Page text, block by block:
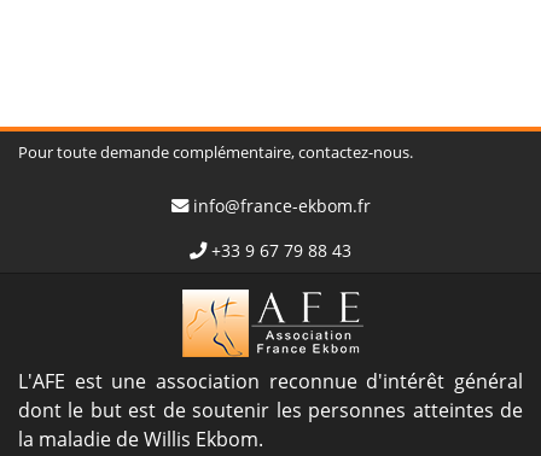
Pour toute demande complémentaire, contactez-nous.
info@france-ekbom.fr
+33 9 67 79 88 43
L'AFE est une association reconnue d'intérêt général
dont le but est de soutenir les personnes atteintes de
la maladie de Willis Ekbom.